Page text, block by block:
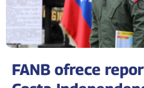
FANB ofrece